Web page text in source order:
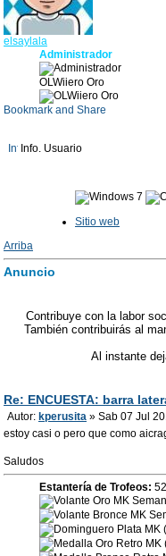
elsaylala
Administrador
OLWiiero Oro
Info. Usuario
Sitio web
Arriba
Anuncio
Contribuye con la labor
También contribuirás al
Al instante
Re: ENCUESTA: barra
Autor: kperusita » Sab 07 Jul
estoy casi o pero que como
Saludos
Estantería de Trofeos: 52